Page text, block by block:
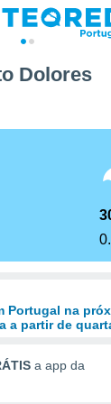
Dolores
Portugal na
a partir de
a app da